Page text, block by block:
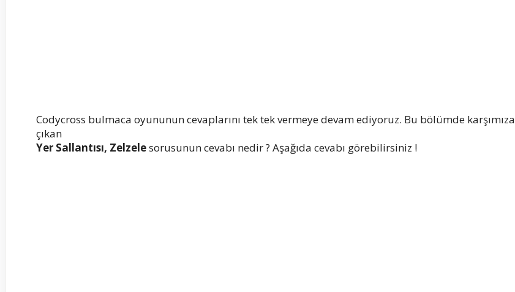
Codycross bulmaca oyununun cevaplarını tek tek vermeye devam ediyoruz. Bu bölümde karşımıza
çıkan
Yer Sallantısı, Zelzelesorusunun cevabı nedir ? Aşağıda cevabı görebilirsiniz !